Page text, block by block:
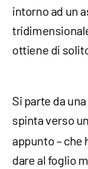
intorno ad un
ottiene di
Si parte da
spinta verso
appunto – che
dare al foglio